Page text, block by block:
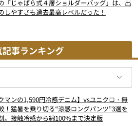
「じゃばら式４層ショルダーバッグ」は、出
しやすさも過去最高レベルだった！
事ランキング
マンの1,590円冷感デニム】vsユニクロ・無
！猛暑を乗り切る“涼感ロングパンツ”3選を
。接触冷感から綿100%まで決定版